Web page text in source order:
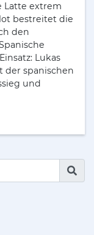
Latte extrem
bestreitet die
den
Lukas
der spanischen
und